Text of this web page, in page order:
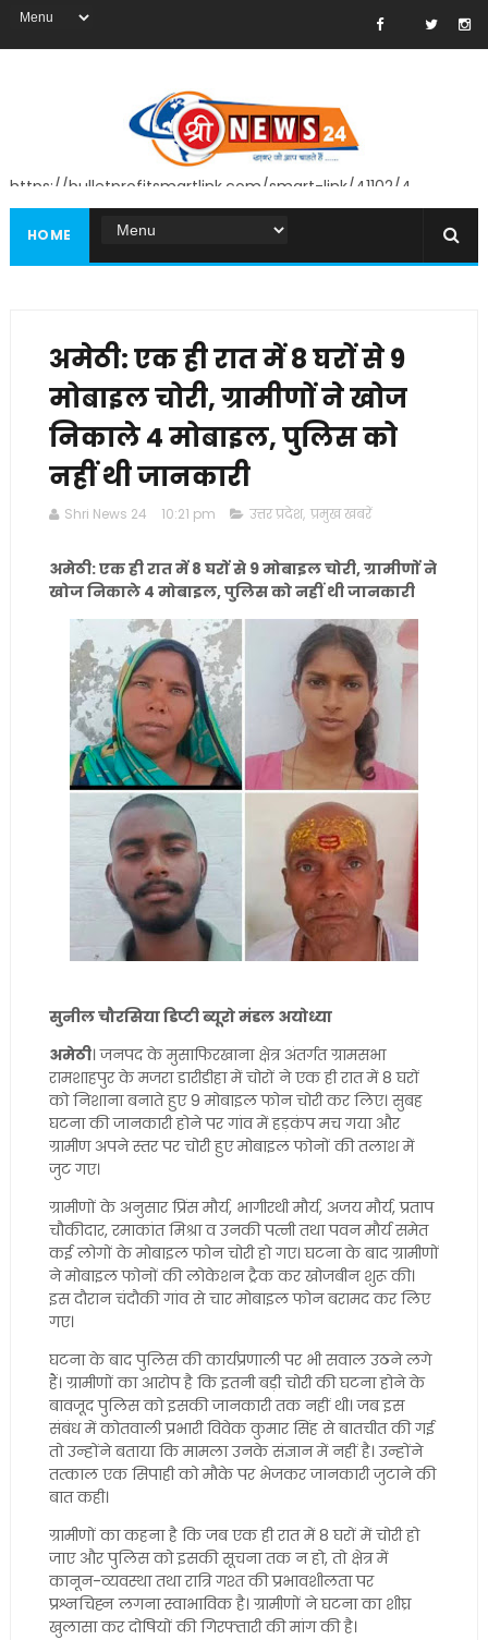
https://bulletprofitsmartlink.com/smart-link/41102/4
HOME
अमेठी: एक ही रात में 8 घरों से 9
मोबाइल चोरी, ग्रामीणों ने खोज
निकाले 4 मोबाइल, पुलिस को
नहीं थी जानकारी
Shri News 24 10:21 pm उत्तर प्रदेश, प्रमुख खबरें
अमेठी: एक ही रात में 8 घरों से 9 मोबाइल चोरी, ग्रामीणों ने
खोज निकाले 4 मोबाइल, पुलिस को नहीं थी जानकारी
सुनील चौरसिया डिप्टी ब्यूरो मंडल अयोध्या
अमेठी। जनपद के मुसाफिरखाना क्षेत्र अंतर्गत ग्रामसभा
रामशाहपुर के मजरा डारीडीहा में चोरों ने एक ही रात में 8 घरों
को निशाना बनाते हुए 9 मोबाइल फोन चोरी कर लिए। सुबह
घटना की जानकारी होने पर गांव में हड़कंप मच गया और
ग्रामीण अपने स्तर पर चोरी हुए मोबाइल फोनों की तलाश में
जुट गए।
ग्रामीणों के अनुसार प्रिंस मौर्य, भागीरथी मौर्य, अजय मौर्य, प्रताप
चौकीदार, रमाकांत मिश्रा व उनकी पत्नी तथा पवन मौर्य समेत
कई लोगों के मोबाइल फोन चोरी हो गए। घटना के बाद ग्रामीणों
ने मोबाइल फोनों की लोकेशन ट्रैक कर खोजबीन शुरू की।
इस दौरान चंदौकी गांव से चार मोबाइल फोन बरामद कर लिए
गए।
घटना के बाद पुलिस की कार्यप्रणाली पर भी सवाल उठने लगे
हैं। ग्रामीणों का आरोप है कि इतनी बड़ी चोरी की घटना होने के
बावजूद पुलिस को इसकी जानकारी तक नहीं थी। जब इस
संबंध में कोतवाली प्रभारी विवेक कुमार सिंह से बातचीत की गई
तो उन्होंने बताया कि मामला उनके संज्ञान में नहीं है। उन्होंने
तत्काल एक सिपाही को मौके पर भेजकर जानकारी जुटाने की
बात कही।
ग्रामीणों का कहना है कि जब एक ही रात में 8 घरों में चोरी हो
जाए और पुलिस को इसकी सूचना तक न हो, तो क्षेत्र में
कानून-व्यवस्था तथा रात्रि गश्त की प्रभावशीलता पर
प्रश्नचिह्न लगना स्वाभाविक है। ग्रामीणों ने घटना का शीघ्र
खुलासा कर दोषियों की गिरफ्तारी की मांग की है।